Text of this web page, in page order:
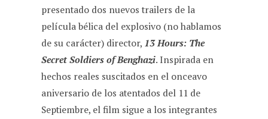
presentado dos nuevos trailers de la
película bélica del explosivo (no hablamos
de su carácter) director, 13 Hours: The
Secret Soldiers of Benghazi. Inspirada en
hechos reales suscitados en el onceavo
aniversario de los atentados del 11 de
Septiembre, el film sigue a los integrantes